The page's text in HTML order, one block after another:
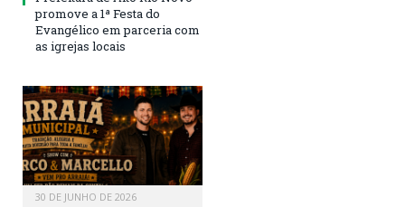
promove a 1ª Festa do
Evangélico em parceria com
as igrejas locais
30 DE JUNHO DE 2026